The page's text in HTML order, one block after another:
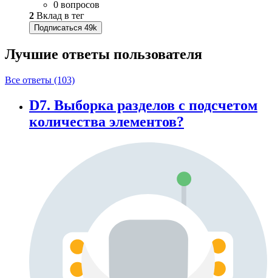
0 вопросов
2 Вклад в тег
Подписаться 49k
Лучшие ответы пользователя
Все ответы (103)
D7. Выборка разделов с подсчетом
количества элементов?